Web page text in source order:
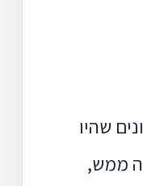
שהיו
ממש,